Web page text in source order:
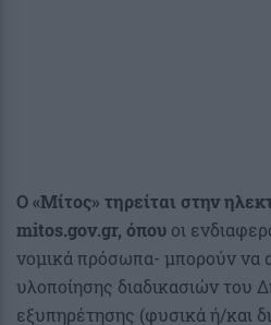
Ο «Μίτος» τηρείται στην
mitos.gov.gr, όπου οι
νομικά πρόσωπα- μπορούν να
υλοποίησης διαδικασιών του
εξυπηρέτησης (φυσικά ή/και